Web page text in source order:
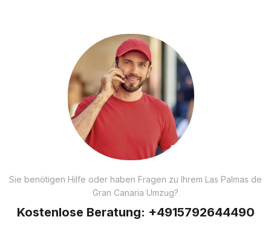
Sie benötigen Hilfe oder haben Fragen zu Ihrem Las Palmas de
Gran Canaria Umzug?
Kostenlose Beratung: +4915792644490